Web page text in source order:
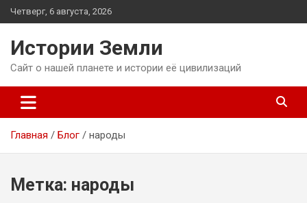
Перейти
к
Четверг, 6 августа, 2026
Истории Земли
Сайт о нашей планете и истории её цивилизаций
Главная Блог народы
Метка: народы